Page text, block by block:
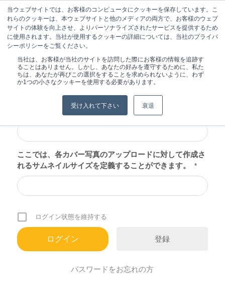
当ウェブサイトでは、お客様のコンピュータにクッキーを保存しています。こ
れらのクッキーは、本ウェブサイトと他のメディアの両方で、お客様のウェブ
サイトの体験を向上させ、よりパーソナライズされたサービスを提供するため
に使用されます。当社が使用するクッキーの詳細については、当社のプライバ
シーポリシーをご覧ください。
当社は、お客様が当社のサイトを訪問した際にお客様の情報を追跡す
ることはありません。しかし、あなたの好みを遵守するために、私た
ちは、あなたが再びこの選択をすることを求められないように、わず
か1つの小さなクッキーを使用する必要があります。
受け入れて下さい 衰退
現在位置: ホーム / ログイン
ユーザー名またはEメール
ここでは、各カバー写真のアップロードに対して作成さ
れるサムネイルサイズを定義することができます。
*
ログイン状態を維持する
登録
パスワードをお忘れの方